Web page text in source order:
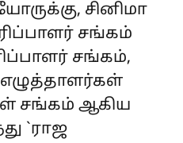
சினிமா
சங்கம்
சங்கம்,
எழுத்தாளர்கள்
சங்கம் ஆகிய
`ராஜ